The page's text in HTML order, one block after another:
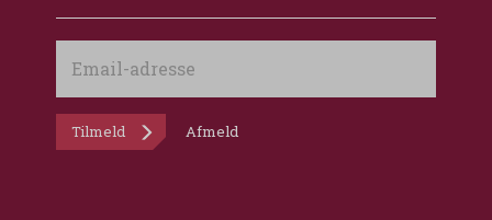
adresse
Tilmeld Afmeld